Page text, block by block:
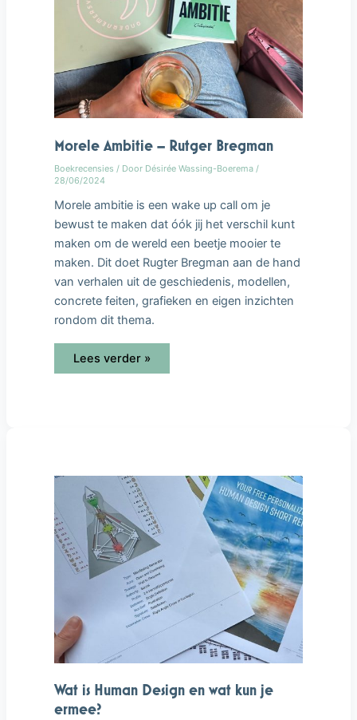
Morele Ambitie – Rutger Bregman
Boekrecensies / Door Désirée Wassing-Boerema /
28/06/2024
Morele ambitie is een wake up call om je
bewust te maken dat óók jij het verschil kunt
maken om de wereld een beetje mooier te
maken. Dit doet Rugter Bregman aan de hand
van verhalen uit de geschiedenis, modellen,
concrete feiten, grafieken en eigen inzichten
rondom dit thema.
Lees verder »
Wat is Human Design en wat kun je
ermee?
en
wat
kun
ermee?